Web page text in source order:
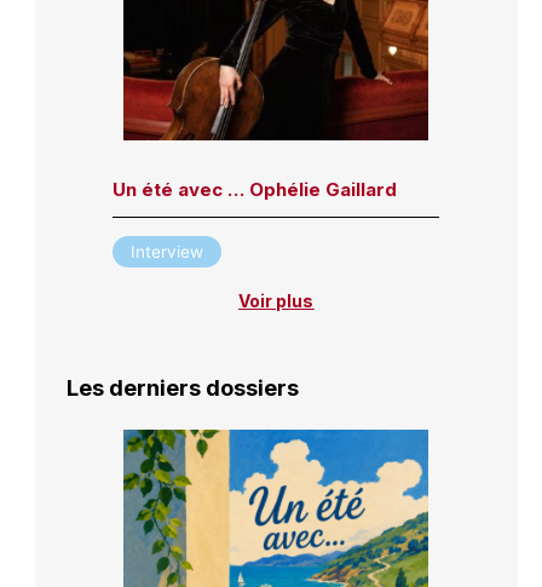
Un été avec … Ophélie Gaillard
Interview
Voir plus
Les derniers dossiers